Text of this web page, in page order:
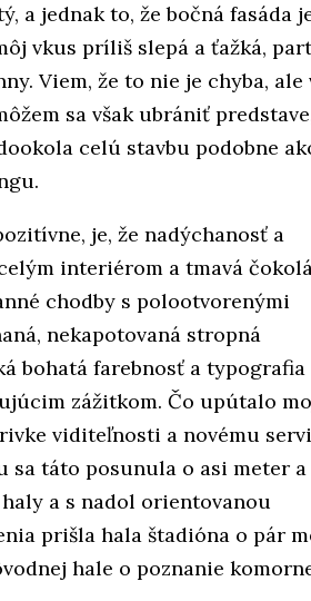
a jednak to, že bočná fasáda
vkus príliš slepá a ťažká,
Viem, že to nie je chyba, ale
sa však ubrániť
celú stavbu podobne
je, že nadýchanosť a
interiérom a tmavá
chodby s polootvorenými
nekapotovaná stropná
bohatá farebnosť a typografia
zážitkom. Čo upútalo
viditeľnosti a novému
táto posunula o asi meter
a s nadol orientovanou
prišla hala štadióna o pár
hale o poznanie